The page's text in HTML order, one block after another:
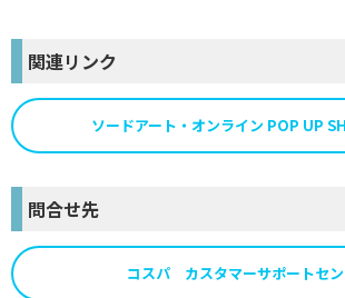
関連リンク
ソードアート・オンライン POP UP
問合せ先
コスパ カスタマーサポートセ